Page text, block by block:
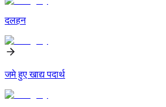
दलहन
जमे हुए खाद्य पदार्थ